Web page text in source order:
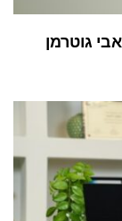
גוטרמן